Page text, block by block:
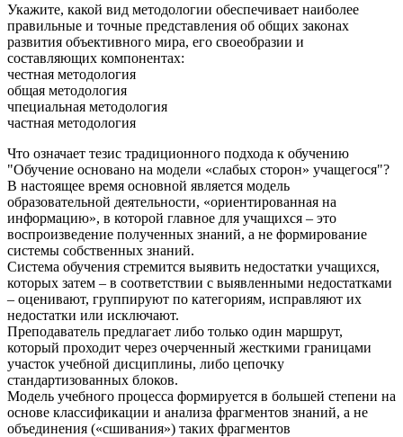
Укажите, какой вид методологии обеспечивает наиболее
правильные и точные представления об общих законах
развития объективного мира, его своеобразии и
составляющих компонентах:
честная методология
общая методология
чпециальная методология
частная методология
Что означает тезис традиционного подхода к обучению
"Обучение основано на модели «слабых сторон» учащегося"?
В настоящее время основной является модель
образовательной деятельности, «ориентированная на
информацию», в которой главное для учащихся – это
воспроизведение полученных знаний, а не формирование
системы собственных знаний.
Система обучения стремится выявить недостатки учащихся,
которых затем – в соответствии с выявленными недостатками
– оценивают, группируют по категориям, исправляют их
недостатки или исключают.
Преподаватель предлагает либо только один маршрут,
который проходит через очерченный жесткими границами
участок учебной дисциплины, либо цепочку
стандартизованных блоков.
Модель учебного процесса формируется в большей степени на
основе классификации и анализа фрагментов знаний, а не
объединения («сшивания») таких фрагментов